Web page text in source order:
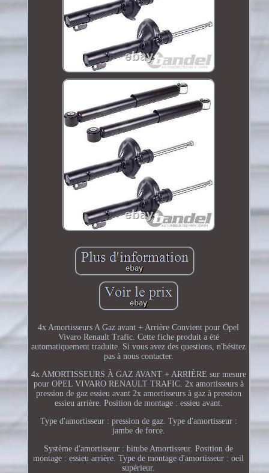
4x Amortisseurs A Gaz avant + Arrière Convient pour Opel
Vivaro Renault Trafic. Cette fiche produit a été
automatiquement traduite. Si vous avez des questions, n'hésitez
pas à nous contacter.
4x AMORTISSEURS À GAZ AVANT + ARRIÈRE sur mesure
pour OPEL VIVARO RENAULT TRAFIC. 2x amortisseurs à
pression de gaz essieu avant 2x amortisseurs à gaz à pression
essieu arrière. Position de montage : essieu avant.
Type d'amortisseur : pression de gaz. Type d'amortisseur :
jambe de force.
Système d'amortisseur : bitube Amortisseur. Position de
montage : essieu arrière. Type de montage d'amortisseur : oeil
supérieur.